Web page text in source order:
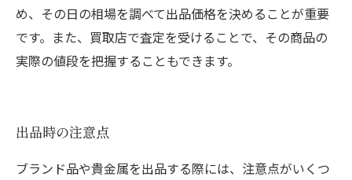
め、その日の相場を調べて出品価格を決めることが重要
です。また、買取店で査定を受けることで、その商品の
実際の値段を把握することもできます。
出品時の注意点
ブランド品や貴金属を出品する際には、注意点がいくつ